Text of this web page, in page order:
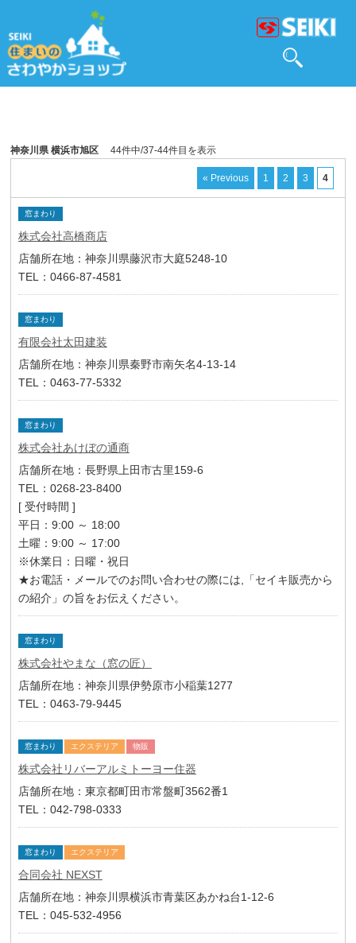
神奈川県 横浜市旭区 44件中/37-44件目を表示
« Previous 1 2 3 4
窓まわり
株式会社高橋商店
店舗所在地：神奈川県藤沢市大庭5248-10
TEL：0466-87-4581
窓まわり
有限会社太田建装
店舗所在地：神奈川県秦野市南矢名4-13-14
TEL：0463-77-5332
窓まわり
株式会社あけぼの通商
店舗所在地：長野県上田市古里159-6
TEL：0268-23-8400
[ 受付時間 ]
平日：9:00 ～ 18:00
土曜：9:00 ～ 17:00
※休業日：日曜・祝日
★お電話・メールでのお問い合わせの際には,「セイキ販売から
の紹介」の旨をお伝えください。
窓まわり
株式会社やまな（窓の匠）
店舗所在地：神奈川県伊勢原市小稲葉1277
TEL：0463-79-9445
窓まわり エクステリア 物販
株式会社リバーアルミトーヨー住器
店舗所在地：東京都町田市常盤町3562番1
TEL：042-798-0333
窓まわり エクステリア
合同会社 NEXST
店舗所在地：神奈川県横浜市青葉区あかね台1-12-6
TEL：045-532-4956